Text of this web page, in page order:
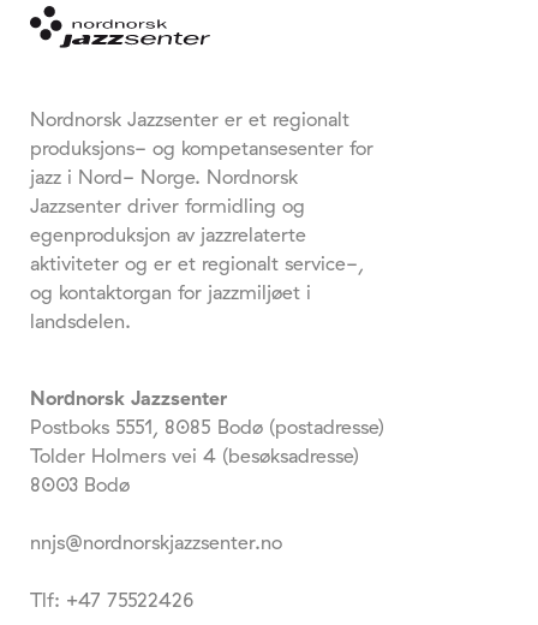
Nordnorsk Jazzsenter er et regionalt
produksjons- og kompetansesenter for
jazz i Nord- Norge. Nordnorsk
Jazzsenter driver formidling og
egenproduksjon av jazzrelaterte
aktiviteter og er et regionalt service-,
og kontaktorgan for jazzmiljøet i
landsdelen.
Nordnorsk Jazzsenter
Postboks 5551, 8085 Bodø (postadresse)
Tolder Holmers vei 4 (besøksadresse)
8003 Bodø
nnjs@nordnorskjazzsenter.no
Tlf: +47 75522426